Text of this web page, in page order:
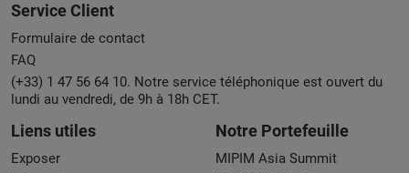
Service Client
Formulaire de contact
FAQ
(+33) 1 47 56 64 10. Notre service téléphonique est ouvert du
lundi au vendredi, de 9h à 18h CET.
Liens utiles
Exposer
Notre Portefeuille
MIPIM Asia Summit